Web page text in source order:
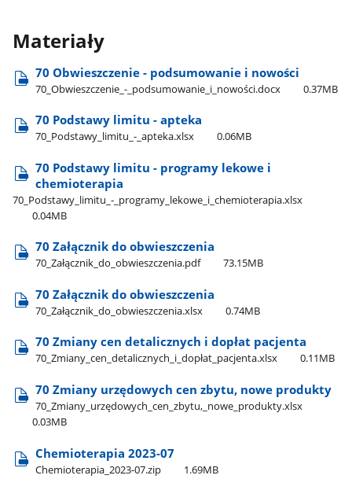
Materiały
70 Obwieszczenie - podsumowanie i nowości
70​_Obwieszczenie​_-​_podsumowanie​_i​_nowości.docx 0.37MB
70 Podstawy limitu - apteka
70​_Podstawy​_limitu​_-​_apteka.xlsx 0.06MB
70 Podstawy limitu - programy lekowe i
chemioterapia
70​_Podstawy​_limitu​_-​_programy​_lekowe​_i​_chemioterapia.xlsx
0.04MB
70 Załącznik do obwieszczenia
70​_Załącznik​_do​_obwieszczenia.pdf 73.15MB
70 Załącznik do obwieszczenia
70​_Załącznik​_do​_obwieszczenia.xlsx 0.74MB
70 Zmiany cen detalicznych i dopłat pacjenta
70​_Zmiany​_cen​_detalicznych​_i​_dopłat​_pacjenta.xlsx 0.11MB
70 Zmiany urzędowych cen zbytu, nowe produkty
70​_Zmiany​_urzędowych​_cen​_zbytu,​_nowe​_produkty.xlsx
0.03MB
Chemioterapia 2023-07
Chemioterapia​_2023-07.zip 1.69MB